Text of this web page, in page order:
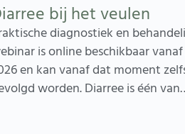
bij het veulen
diagnostiek en
is online beschikbaar
en kan vanaf dat moment
worden. Diarree is één